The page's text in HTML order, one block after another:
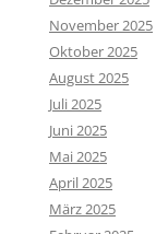
November 2025
Oktober 2025
August 2025
Juli 2025
Juni 2025
Mai 2025
April 2025
März 2025